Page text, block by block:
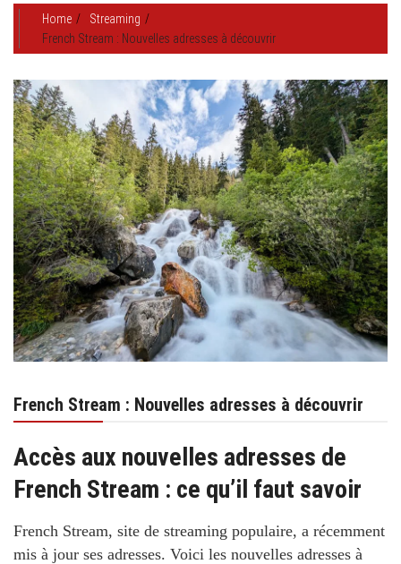
Home
Streaming
French Stream : Nouvelles adresses à découvrir
French Stream : Nouvelles adresses à découvrir
Accès aux nouvelles adresses de
French Stream : ce qu’il faut savoir
French Stream, site de streaming populaire, a récemment
mis à jour ses adresses. Voici les nouvelles adresses à